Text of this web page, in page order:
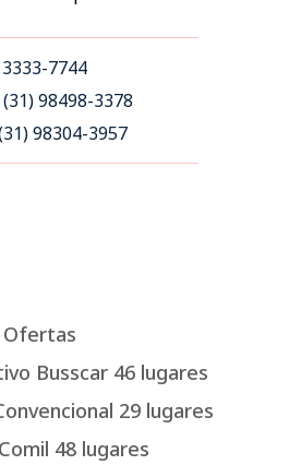
7744
98498-3378
98304-3957
Ofertas
Busscar 46 lugares
29 lugares
48 lugares